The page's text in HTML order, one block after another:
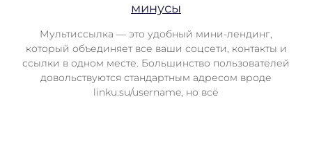
минусы
Мультиссылка — это удобный мини-лендинг,
который объединяет все ваши соцсети, контакты и
ссылки в одном месте. Большинство пользователей
довольствуются стандартным адресом вроде
linku.su/username, но всё